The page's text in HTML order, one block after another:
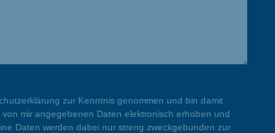
zur Kenntnis genommen und bin damit
mir angegebenen Daten elektronisch erhoben und
Daten werden dabei nur streng zweckgebunden zur